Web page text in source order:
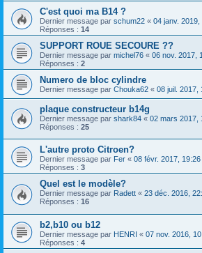
C'est quoi ma B14 ?
Dernier message par schum22 « 04 janv. 2019,
Réponses : 14
SUPPORT ROUE SECOURE ??
Dernier message par michel76 « 06 nov. 2017,
Réponses : 2
Numero de bloc cylindre
Dernier message par Chouka62 « 08 juil. 2017,
plaque constructeur b14g
Dernier message par shark84 « 02 mars 2017,
Réponses : 25
L'autre proto Citroen?
Dernier message par Fer « 08 févr. 2017, 19:26
Réponses : 3
Quel est le modèle?
Dernier message par Radett « 23 déc. 2016,
Réponses : 16
b2,b10 ou b12
Dernier message par HENRI « 07 nov. 2016,
Réponses : 4